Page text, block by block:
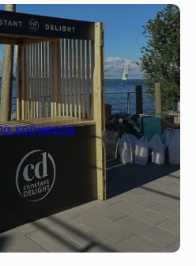
корнеров